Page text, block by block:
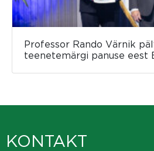
Professor Rando Värnik
teenetemärgi panuse eest
KONTAKT